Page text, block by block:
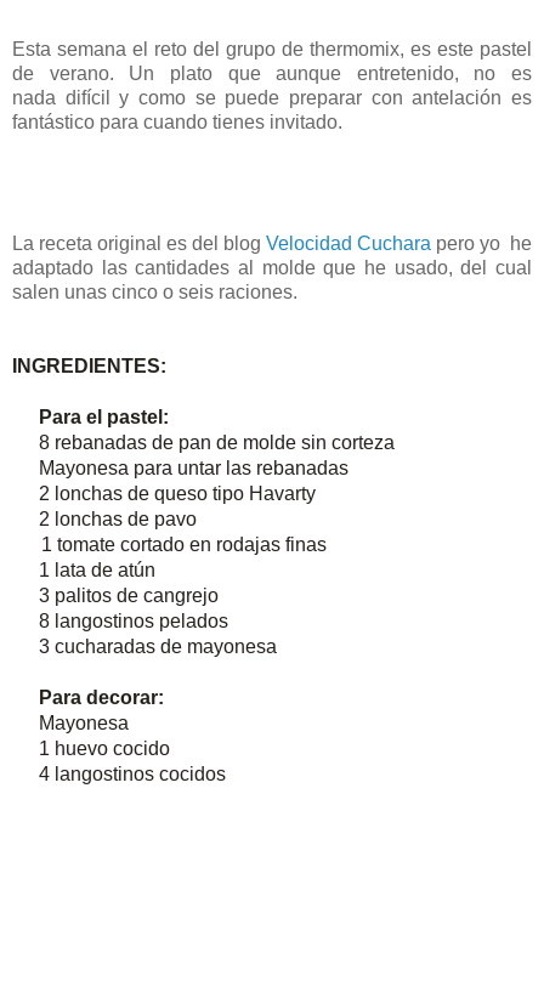
Esta semana el reto del grupo de thermomix, es este pastel
de verano. Un plato que aunque entretenido, no es
nada difícil y como se puede preparar con antelación es
fantástico para cuando tienes invitado.
La receta original es del blog Velocidad Cuchara pero yo he
adaptado las cantidades al molde que he usado, del cual
salen unas cinco o seis raciones.
INGREDIENTES:
Para el pastel:
8 rebanadas de pan de molde sin corteza
Mayonesa para untar las rebanadas
2 lonchas de queso tipo Havarty
2 lonchas de pavo
1 tomate cortado en rodajas finas
1 lata de atún
3 palitos de cangrejo
8 langostinos pelados
3 cucharadas de mayonesa
Para decorar:
Mayonesa
1 huevo cocido
4 langostinos cocidos